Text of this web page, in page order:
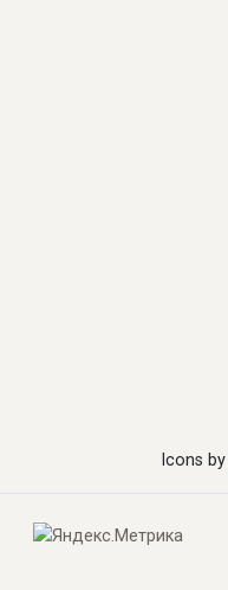
Icons by